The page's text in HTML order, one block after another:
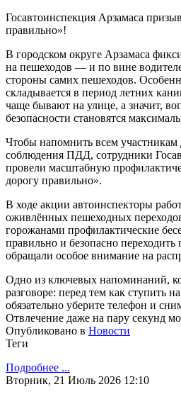
Госавтоинспекция Арзамаса
правильно»!
В городском округе Арзамаса
на пешеходов — и по вине
стороны самих пешеходов.
складывается в период летних
чаще бывают на улице, а значит,
безопасности становятся
Чтобы напомнить всем
соблюдения ПДД, сотрудники
провели масштабную
дорогу правильно».
В ходе акции автоинспекторы
оживлённых пешеходных
горожанами профилактические
правильно и безопасно переходить
обращали особое внимание на
Одно из ключевых напоминаний,
разговоре: перед тем как ступить
обязательно уберите телефон и
Отвлечение даже на пару секунд
Опубликовано в Новости
Теги
Подробнее ...
Вторник, 21 Июль 2026 12:10